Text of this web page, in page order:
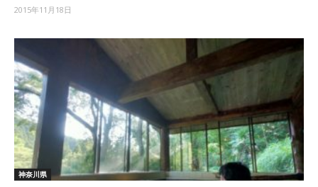
2015年11月18日
神奈川県